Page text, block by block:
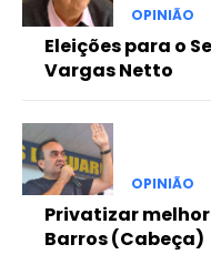
OPINIÃO
Eleições para o
Vargas Netto
OPINIÃO
Privatizar
Barros (Cabeça)